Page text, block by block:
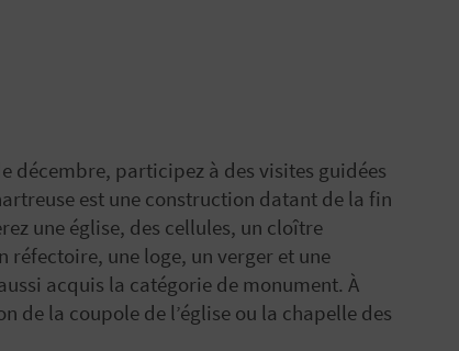
décembre, participez à des visites guidées
est une construction datant de la fin
une église, des cellules, un cloître
une loge, un verger et une
acquis la catégorie de monument. À
de la coupole de l’église ou la chapelle des